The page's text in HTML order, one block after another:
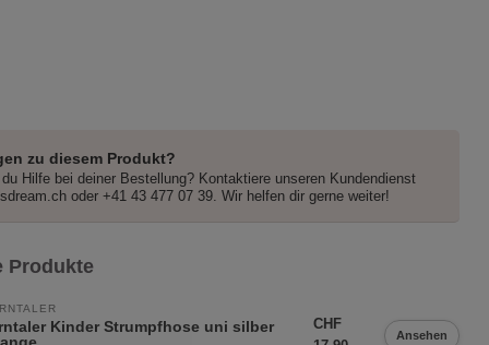
zu diesem Produkt?
Hilfe bei deiner Bestellung? Kontaktiere unseren Kundendienst
oder +41 43 477 07 39. Wir helfen dir gerne weiter!
Produkte
Kinder Strumpfhose uni silber
CHF
Ansehen